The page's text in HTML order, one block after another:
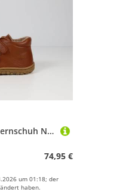
Lurchi Lurchi Lauflernschuh Noriko Barefoot Barfußschuh
74,95 €
um 01:18; der
haben.